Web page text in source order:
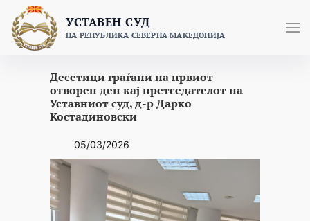
content
УСТАВЕН СУД
НА РЕПУБЛИКА СЕВЕРНА МАКЕДОНИЈА
Десетици граѓани на првиот
отворен ден кај претседателот на
Уставниот суд, д-р Дарко
Костадиновски
05/03/2026